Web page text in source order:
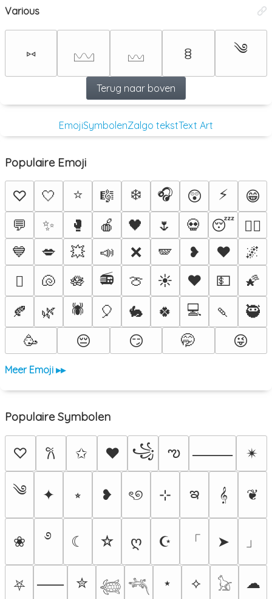
Various
⑅ 𓈉 𓈊 ꊞ ༄
Terug naar boven
EmojiSymbolenZalgo tekstText Art
Populaire Emoji
♡ 🤍 ⭐ 🎼 ❄️ 🎧 😲 ⚡
😁
💬
✨ 🥊 🍎 🖤 🌷 💀 😴
❤️‍🔥
💙
💋 💥 📣 ❌ 🪽 ❥ ♥️
🌌
🫟
🐚 🪷 📻 🍈 ☀️ ❤️ 💵
🌠
🍂
🌿 🕷️ 🎈 🐇 🍀 💻 🍡
🥷
🥳
😔 😏 🤭 😜
Meer Emoji ▸▸
Populaire Symbolen
♡ 𐙚 ✩ ♥ ꧁ ఌ ⸻ ✴︎
༄ ✦ ⭒ ❥ ৎ୭ ⊹ ఇ 𝄞 ❦
❀ ࿔ ☾ ☆ ღ ☪ 「 ➤ 」
⛧ ⸺ ✮ 𓆉 𓆈 ⋆ ⟡ 𓃠 ☁